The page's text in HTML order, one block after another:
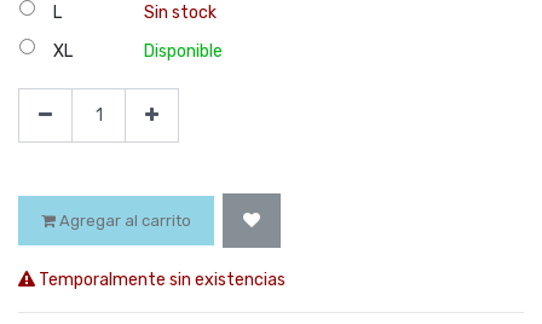
L
Sin stock
XL
Disponible
Agregar al carrito
Temporalmente sin existencias